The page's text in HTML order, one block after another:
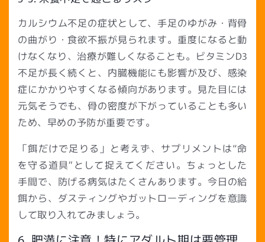
カルシウム不足の症状として、手足のゆがみ・背骨
の曲がり・食欲不振が見られます。重度になると動
けなくなり、治療が難しくなることも。ビタミンD3
不足が長く続くと、内臓機能にも影響が及び、感染
症にかかりやすくなる傾向があります。見た目には
元気そうでも、骨の密度が下がっていることも多い
ため、早めの予防が重要です。
「餌だけで足りる」と考えず、サプリメントは“命
を守る道具”として捉えてください。ちょっとした
手間で、防げる病気はたくさんあります。今日の給
餌から、ダスティングやガットローディングを意識
して取り入れてみましょう。